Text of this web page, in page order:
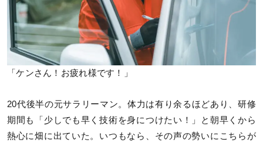
「ケンさん！お疲れ様です！」
20代後半の元サラリーマン。体力は有り余るほどあり、研修
期間も「少しでも早く技術を身につけたい！」と朝早くから
熱心に畑に出ていた。いつもなら、その声の勢いにこちらが